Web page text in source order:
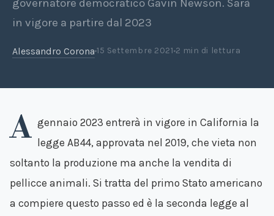
governatore democratico Gavin Newson. Sarà
in vigore a partire dal 2023
Alessandro Corona 15 Settembre 2021 2 min di lettura
A gennaio 2023 entrerà in vigore in California la
legge AB44, approvata nel 2019, che vieta non
soltanto la produzione ma anche la vendita di
pellicce animali. Si tratta del primo Stato americano
a compiere questo passo ed è la seconda legge al